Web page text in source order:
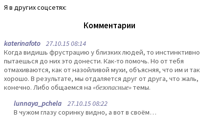
Я в других соцсетях:
Комментарии
katerinafoto27.10.15 08:14
Когда видишь фрустрацию у близких людей, то инстинктивно
пытаешься до них это донести. Как-то помочь. Но от тебя
отмахиваются, как от назойливой мухи, объясняя, что им и так
хорошо. В результате, мы отдаляется друг от друга, что жаль,
конечно. Либо общаемся на «безопасные»темы.
lunnaya_pchela 27.10.15 08:22
В чужом глазу соринку видно, а вот в своём…